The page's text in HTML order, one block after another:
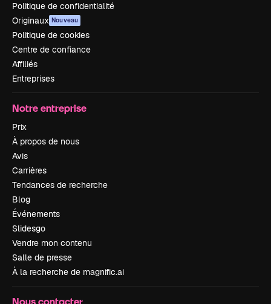
Politique de confidentialité
Originaux Nouveau
Politique de cookies
Centre de confiance
Affiliés
Entreprises
Notre entreprise
Prix
À propos de nous
Avis
Carrières
Tendances de recherche
Blog
Événements
Slidesgo
Vendre mon contenu
Salle de presse
À la recherche de magnific.ai
Nous contacter